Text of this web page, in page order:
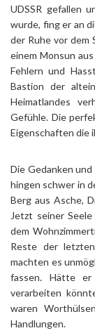
UDSSR gefallen
wurde, fing er an
der Ruhe vor dem
einem Monsun
Fehlern und
Bastion der
Heimatlandes
Gefühle. Die
Eigenschaften die
Die Gedanken
hingen schwer in
Berg aus Asche,
Jetzt seiner
dem
Reste der
machten es
fassen. Hätte
verarbeiten
waren
Handlungen.